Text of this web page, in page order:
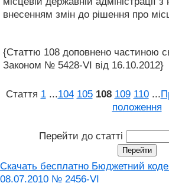
внесенням змін до рішення про
{Статтю 108 доповнено частиною
Законом № 5428-VI від 16.10.2012}
Стаття 1 ...104 105 108 109 110 ...
положення
Перейти до статті
Скачать бесплатно Бюджетний
08.07.2010 № 2456-VI